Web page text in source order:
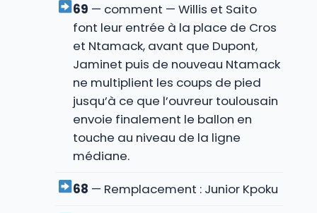
69 — comment — Willis et Saito
font leur entrée à la place de Cros
et Ntamack, avant que Dupont,
Jaminet puis de nouveau Ntamack
ne multiplient les coups de pied
jusqu’à ce que l’ouvreur toulousain
envoie finalement le ballon en
touche au niveau de la ligne
médiane.
68 — Remplacement : Junior Kpoku